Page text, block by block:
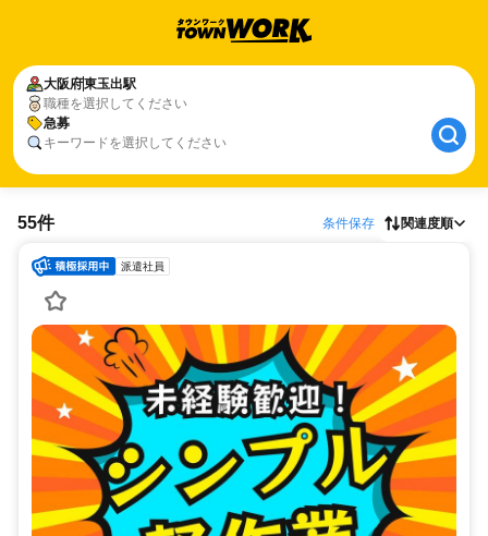
大阪府東玉出駅
職種を選択してください
急募
キーワードを選択してください
55件 条件保存 関連度順
派遣社員